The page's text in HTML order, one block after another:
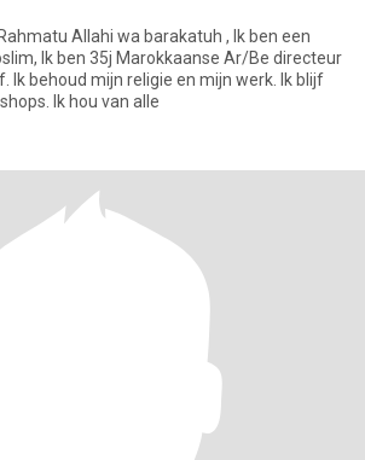
barakatuh , Ik ben een
Ik ben 35j Marokkaanse Ar/Be directeur
Ik hou van alle